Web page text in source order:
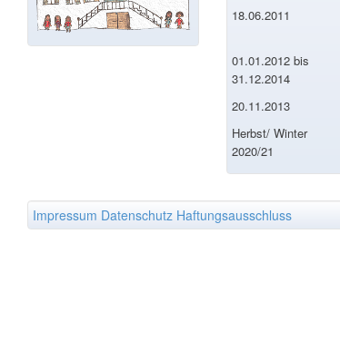
18.06.2011
01.01.2012 bis
31.12.2014
20.11.2013
Herbst/ Winter
2020/21
Impressum Datenschutz Haftungsausschluss